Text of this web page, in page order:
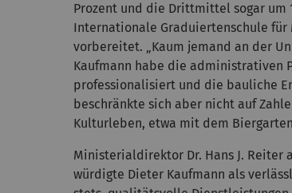
Prozent und die Drittmittel sogar um
Internationale Graduiertenschule
vorbereitet. „Kaum jemand an der
Kaufmann habe die administrativen
professionalisiert und die bauliche
beschränkte sich aber nicht auf
Kulturleben, etwa mit dem
Ministerialdirektor Dr. Hans J. Reiter
würdigte Dieter Kaufmann als